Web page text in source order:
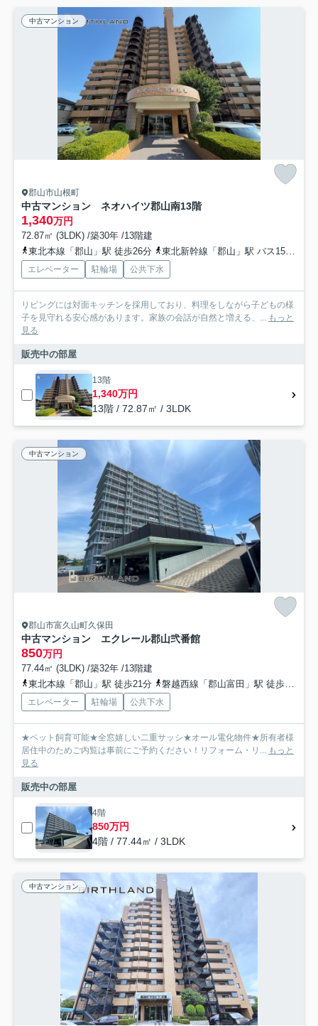
中古マンション
郡山市山根町
中古マンション ネオハイツ郡山南13階
1,340万円
72.87㎡ (3LDK) /築30年 /13階建
東北本線「郡山」駅 徒歩26分
東北新幹線「郡山」駅 バス15分 「郡山東高校」 停歩2分
エレベーター 駐輪場 公共下水
リビングには対面キッチンを採用しており、料理をしながら子どもの様
子を見守れる安心感があります。家族の会話が自然と増える、... もっと
見る
販売中の部屋
13階
1,340万円
13階 / 72.87㎡ / 3LDK
中古マンション
郡山市富久山町久保田
中古マンション エクレール郡山弐番館
850万円
77.44㎡ (3LDK) /築32年 /13階建
東北本線「郡山」駅 徒歩21分
磐越西線「郡山富田」駅 徒歩44分
エレベーター 駐輪場 公共下水
★ペット飼育可能★全窓嬉しい二重サッシ★オール電化物件★所有者様
居住中のためご内覧は事前にご予約ください！リフォーム・リ... もっと
見る
販売中の部屋
4階
850万円
4階 / 77.44㎡ / 3LDK
中古マンション